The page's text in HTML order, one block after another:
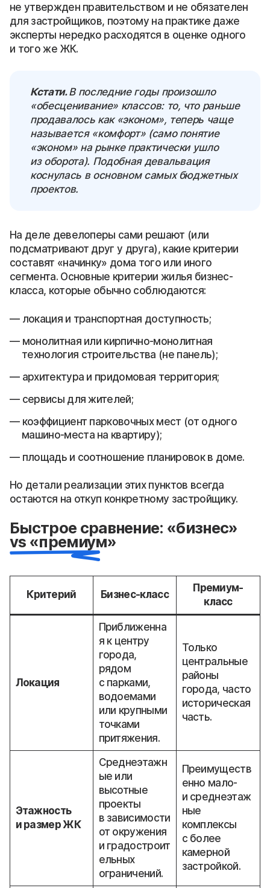
не утвержден правительством и не обязателен
для застройщиков, поэтому на практике даже
эксперты нередко расходятся в оценке одного
и того же ЖК.
Кстати.В последние годы произошло
«обесценивание» классов: то, что раньше
продавалось как «эконом», теперь чаще
называется «комфорт» (само понятие
«эконом» на рынке практически ушло
из оборота). Подобная девальвация
коснулась в основном самых бюджетных
проектов.
На деле девелоперы сами решают (или
подсматривают друг у друга), какие критерии
составят «начинку» дома того или иного
сегмента. Основные критерии жилья бизнес-
класса, которые обычно соблюдаются:
локация и транспортная доступность;
монолитная или кирпично-монолитная
технология строительства (не панель);
архитектура и придомовая территория;
сервисы для жителей;
коэффициент парковочных мест (от одного
машино-места на квартиру);
площадь и соотношение планировок в доме.
Но детали реализации этих пунктов всегда
остаются на откуп конкретному застройщику.
Быстрое сравнение: «бизнес»
vs «премиум»
Критерий Бизнес-класс
Премиум-
класс
Локация
Приближенна
я к центру
города,
рядом
с парками,
водоемами
или крупными
точками
притяжения.
Только
центральные
районы
города, часто
историческая
часть.
Этажность
и размер ЖК
Среднеэтажн
ые или
высотные
проекты
в зависимости
от окружения
и градостроит
ельных
ограничений.
Преимуществ
енно мало-
и среднеэтаж
ные
комплексы
с более
камерной
застройкой.